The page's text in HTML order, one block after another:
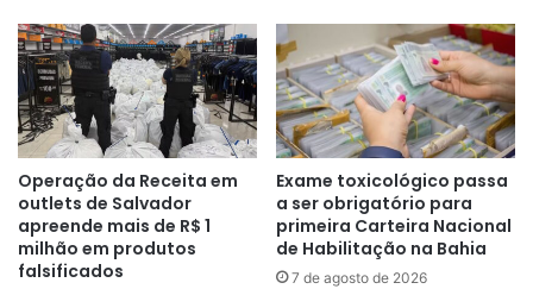
Operação da Receita em
outlets de Salvador
apreende mais de R$ 1
milhão em produtos
falsificados
Exame toxicológico passa
a ser obrigatório para
primeira Carteira Nacional
de Habilitação na Bahia
7 de agosto de 2026